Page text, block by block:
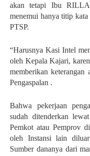
akan tetapi Ibu RILLA
menemui hanya titip
PTSP.
“Harusnya Kasi Intel
oleh Kepala Kajari,
memberikan keterangan
Pengaspalan .
Bahwa pekerjaan
sudah ditenderkan
Pemkot atau Pemprov
oleh Instansi lain diluar
Sumber dananya dari